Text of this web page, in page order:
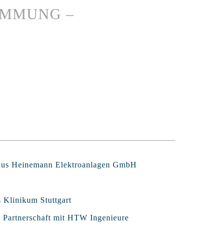
–
Heinemann Elektroanlagen GmbH
Klinikum Stuttgart
Partnerschaft mit HTW Ingenieure